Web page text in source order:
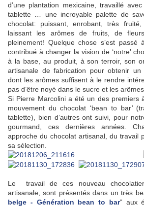
d’une plantation mexicaine, travaillé
tablette … une incroyable palette de
chocolat: puissant, enrobant, très
laissant les arômes de fruits, de fleurs,
pleinement! Quelque chose s’est
contribué à changer la vision de ‘notre’
à la base, au produit, à son terroir, son
artisanale de fabrication pour obtenir
dont les arômes suffisent à le rendre
pas d’être noyé dans le sucre et les
Si Pierre Marcolini a été un des premiers
mouvement du chocolat ‘bean to bar’
tablette), bien d’autres ont suivi, pour
gourmand, ces dernières années.
approche du chocolat artisanal, du travail
sa sélection.
Le travail de ces nouveau
artisanale, sont présentés dans un très
belge - Génération bean to bar” aux